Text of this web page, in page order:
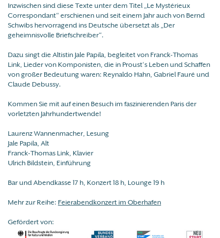
Inzwischen sind diese Texte unter dem Titel „Le Mystérieux
Correspondant“ erschienen und seit einem Jahr auch von Bernd
Schwibs hervorragend ins Deutsche übersetzt als „Der
geheimnisvolle Briefschreiber“.
Dazu singt die Altistin Jale Papila, begleitet von Franck-Thomas
Link, Lieder von Komponisten, die in Proust‘s Leben und Schaffen
von großer Bedeutung waren: Reynaldo Hahn, Gabriel Fauré und
Claude Debussy.
Kommen Sie mit auf einen Besuch im faszinierenden Paris der
vorletzten Jahrhundertwende!
Laurenz Wannenmacher, Lesung
Jale Papila, Alt
Franck-Thomas Link, Klavier
Ulrich Bildstein, Einführung
Bar und Abendkasse 17 h, Konzert 18 h, Lounge 19 h
Mehr zur Reihe: Feierabendkonzert im Oberhafen
Gefördert von: